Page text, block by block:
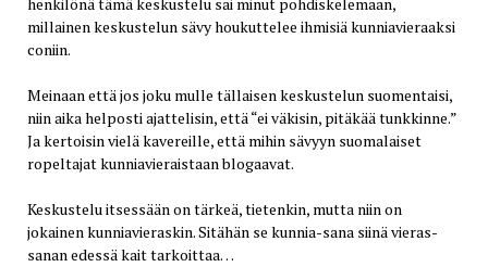
henkilönä tämä keskustelu sai minut pohdiskelemaan,
millainen keskustelun sävy houkuttelee ihmisiä kunniavieraaksi
coniin.
Meinaan että jos joku mulle tällaisen keskustelun suomentaisi,
niin aika helposti ajattelisin, että “ei väkisin, pitäkää tunkkinne.”
Ja kertoisin vielä kavereille, että mihin sävyyn suomalaiset
ropeltajat kunniavieraistaan blogaavat.
Keskustelu itsessään on tärkeä, tietenkin, mutta niin on
jokainen kunniavieraskin. Sitähän se kunnia-sana siinä vieras-
sanan edessä kait tarkoittaa…